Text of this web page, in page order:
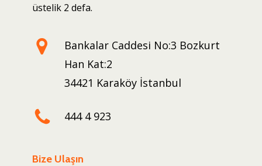
üstelik 2 defa.
Bankalar Caddesi No:3 Bozkurt
Han Kat:2
34421 Karaköy İstanbul
444 4 923
Bize Ulaşın